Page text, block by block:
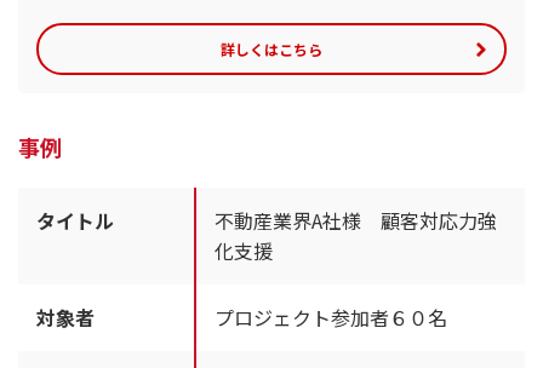
詳しくはこちら
事例
タイトル
不動産業界A社様 顧客対応力強
化支援
対象者 プロジェクト参加者６０名